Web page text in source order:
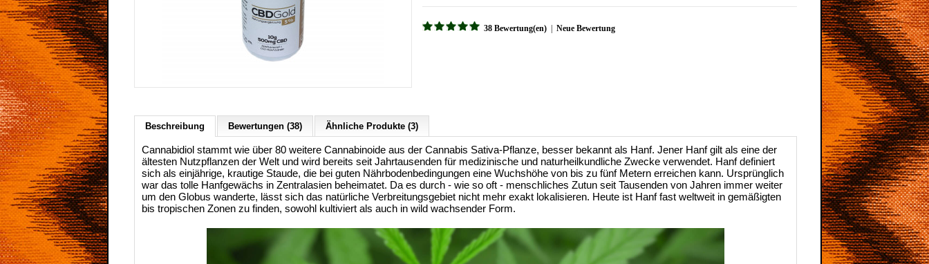
38 Bewertung(en) Neue Bewertung
Beschreibung Bewertungen (38) Ähnliche Produkte (3)
Cannabidiol stammt wie über 80 weitere Cannabinoide aus der Cannabis Sativa-Pflanze, besser bekannt als Hanf. Jener Hanf gilt als eine der
ältesten Nutzpflanzen der Welt und wird bereits seit Jahrtausenden für medizinische und naturheilkundliche Zwecke verwendet. Hanf definiert
sich als einjährige, krautige Staude, die bei guten Nährbodenbedingungen eine Wuchshöhe von bis zu fünf Metern erreichen kann. Ursprünglich
war das tolle Hanfgewächs in Zentralasien beheimatet. Da es durch - wie so oft - menschliches Zutun seit Tausenden von Jahren immer weiter
um den Globus wanderte, lässt sich das natürliche Verbreitungsgebiet nicht mehr exakt lokalisieren. Heute ist Hanf fast weltweit in gemäßigten
bis tropischen Zonen zu finden, sowohl kultiviert als auch in wild wachsender Form.